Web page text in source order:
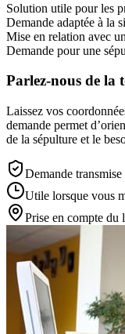
Solution utile pour les
Demande adaptée à la
Mise en relation avec
Demande pour une
Parlez-nous de la
Laissez vos
demande permet
de la sépulture et le
Demande
Utile lorsque vous
Prise en compte du